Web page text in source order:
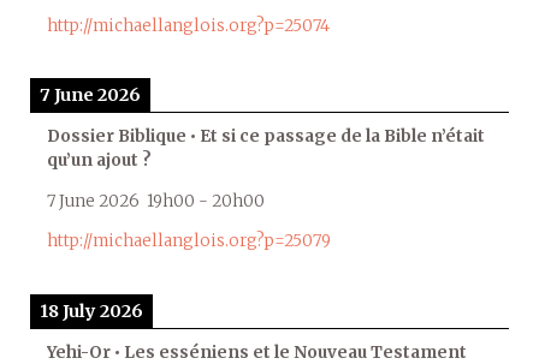
http://michaellanglois.org?p=25074
7 June 2026
Dossier Biblique • Et si ce passage de la Bible n’était
qu’un ajout ?
7 June 2026 19h00 - 20h00
http://michaellanglois.org?p=25079
18 July 2026
Yehi-Or • Les esséniens et le Nouveau Testament